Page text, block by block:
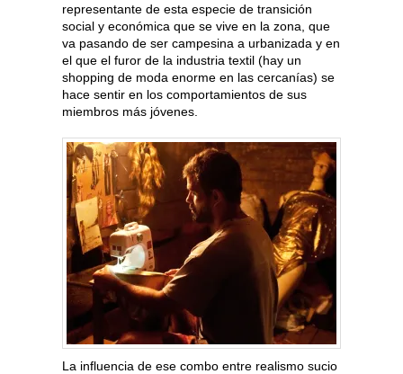
representante de esta especie de transición
social y económica que se vive en la zona, que
va pasando de ser campesina a urbanizada y en
el que el furor de la industria textil (hay un
shopping de moda enorme en las cercanías) se
hace sentir en los comportamientos de sus
miembros más jóvenes.
La influencia de ese combo entre realismo sucio